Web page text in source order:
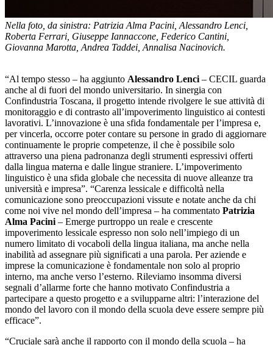
Nella foto, da sinistra: Patrizia Alma Pacini, Alessandro Lenci,
Roberta Ferrari, Giuseppe Iannaccone, Federico Cantini,
Giovanna Marotta, Andrea Taddei, Annalisa Nacinovich.
“Al tempo stesso – ha aggiunto Alessandro Lenci – CECIL guarda
anche al di fuori del mondo universitario. In sinergia con
Confindustria Toscana, il progetto intende rivolgere le sue attività di
monitoraggio e di contrasto all’impoverimento linguistico ai contesti
lavorativi. L’innovazione è una sfida fondamentale per l’impresa e,
per vincerla, occorre poter contare su persone in grado di aggiornare
continuamente le proprie competenze, il che è possibile solo
attraverso una piena padronanza degli strumenti espressivi offerti
dalla lingua materna e dalle lingue straniere. L’impoverimento
linguistico è una sfida globale che necessita di nuove alleanze tra
università e impresa”. “Carenza lessicale e difficoltà nella
comunicazione sono preoccupazioni vissute e notate anche da chi
come noi vive nel mondo dell’impresa – ha commentato Patrizia
Alma Pacini – Emerge purtroppo un reale e crescente
impoverimento lessicale espresso non solo nell’impiego di un
numero limitato di vocaboli della lingua italiana, ma anche nella
inabilità ad assegnare più significati a una parola. Per aziende e
imprese la comunicazione è fondamentale non solo al proprio
interno, ma anche verso l’esterno. Rileviamo insomma diversi
segnali d’allarme forte che hanno motivato Confindustria a
partecipare a questo progetto e a svilupparne altri: l’interazione del
mondo del lavoro con il mondo della scuola deve essere sempre più
efficace”.
“Cruciale sarà anche il rapporto con il mondo della scuola – ha